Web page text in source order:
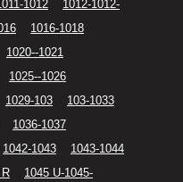
1012
1012-1012-
1016-1018
1020--1021
1025--1026
1029-103
103-1033
1036-1037
1042-1043
1043-1044
1045 U-1045-